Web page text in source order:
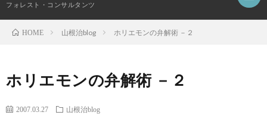
フォレスト・コンサルタンツ
HOME 山根治blog ホリエモンの弁解術 －２
ホリエモンの弁解術 －２
2007.03.27 山根治blog